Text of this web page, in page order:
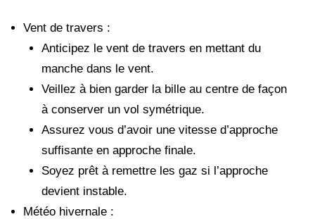
Vent de travers :
Anticipez le vent de travers en mettant du
manche dans le vent.
Veillez à bien garder la bille au centre de façon
à conserver un vol symétrique.
Assurez vous d’avoir une vitesse d’approche
suffisante en approche finale.
Soyez prêt à remettre les gaz si l’approche
devient instable.
Météo hivernale :